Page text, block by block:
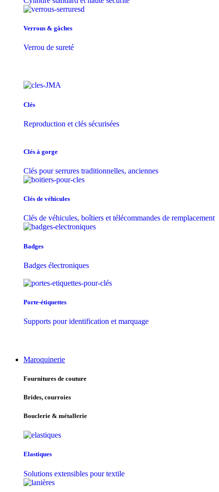
Verrous & gâches
Verrou de sureté
Clés
Reproduction et clés sécurisées
Clés à gorge
Clés pour serrures traditionnelles, anciennes
Clés de véhicules
Clés de véhicules, boîtiers et télécommandes de remplacement
Badges
Badges électroniques
Porte-étiquettes
Supports pour identification et marquage
Maroquinerie
Fournitures de couture
Brides, courroies
Bouclerie & métallerie
Elastiques
Solutions extensibles pour textile